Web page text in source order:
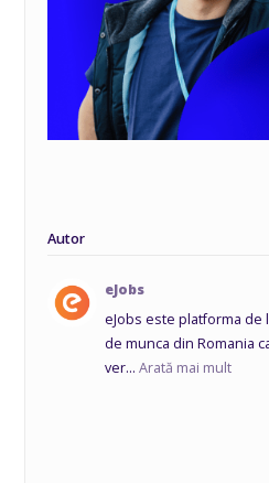
Autor
eJobs
eJobs este platforma de
de munca din Romania
ver...Arată mai mult